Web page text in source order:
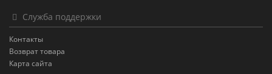
Служба поддержки
Контакты
Возврат товара
Карта сайта